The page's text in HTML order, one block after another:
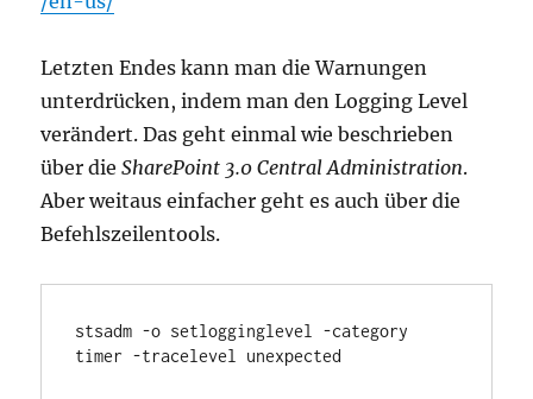
Letzten Endes kann man die Warnungen
unterdrücken, indem man den Logging Level
verändert. Das geht einmal wie beschrieben
über dieSharePoint 3.0 Central Administration.
Aber weitaus einfacher geht es auch über die
Befehlszeilentools.
stsadm -o setlogginglevel -category
timer -tracelevel unexpected